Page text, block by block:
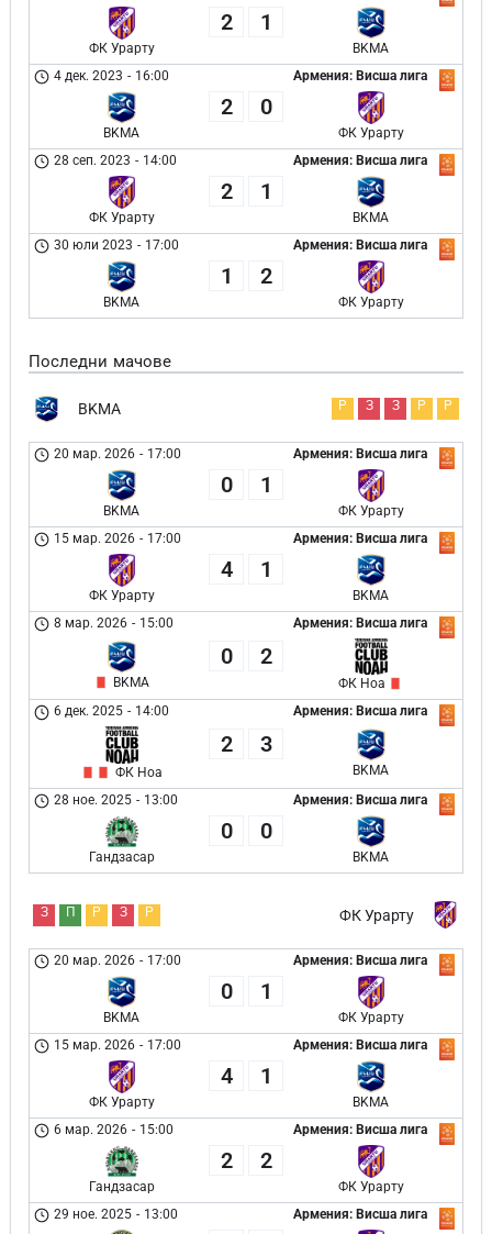
ФК Урарту
2 1
BKMA
Армения: Висша лига
4 дек. 2023 - 16:00
BKMA
2 0
ФК Урарту
Армения: Висша лига
28 сеп. 2023 - 14:00
ФК Урарту
2 1
BKMA
Армения: Висша лига
30 юли 2023 - 17:00
BKMA
1 2
ФК Урарту
Последни мачове
BKMA Р З З Р Р
Армения: Висша лига
20 мар. 2026 - 17:00
BKMA
0 1
ФК Урарту
Армения: Висша лига
15 мар. 2026 - 17:00
ФК Урарту
4 1
BKMA
Армения: Висша лига
8 мар. 2026 - 15:00
BKMA
0 2
ФК Ноа
Армения: Висша лига
6 дек. 2025 - 14:00
ФК Ноа
2 3
BKMA
Армения: Висша лига
28 ное. 2025 - 13:00
Гандзасар
0 0
BKMA
ФК Урарту
З П Р З Р
Армения: Висша лига
20 мар. 2026 - 17:00
BKMA
0 1
ФК Урарту
Армения: Висша лига
15 мар. 2026 - 17:00
ФК Урарту
4 1
BKMA
Армения: Висша лига
6 мар. 2026 - 15:00
Гандзасар
2 2
ФК Урарту
Армения: Висша лига
29 ное. 2025 - 13:00